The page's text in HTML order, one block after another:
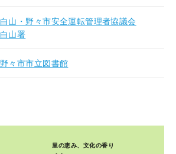
白山・野々市安全運転管理者協議会
白山署
野々市市立図書館
里の恵み、文化の香り